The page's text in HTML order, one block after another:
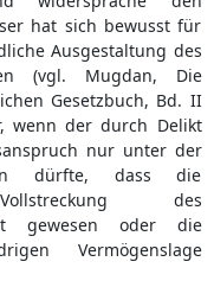
hat sich bewusst für
Ausgestaltung des
(vgl. Mugdan, Die
Gesetzbuch, Bd. II
wenn der durch Delikt
nur unter der
dürfte, dass die
des
gewesen oder die
Vermögenslage